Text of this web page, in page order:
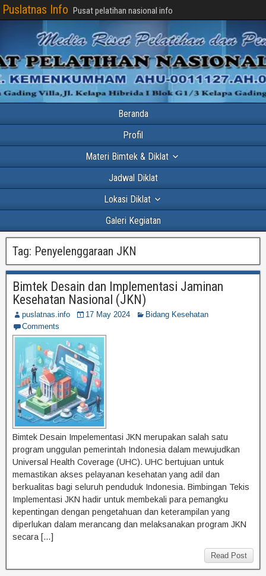
Puslatnas Info Pusat pelatihan nasional info
Beranda
Profil
Materi Bimtek & Diklat
Jadwal Diklat
Lokasi Diklat
Galeri Kegiatan
Tag: Penyelenggaraan JKN
Bimtek Desain dan Implementasi Jaminan
Kesehatan Nasional (JKN)
puslatnas.info 17 May 2024
Bidang Kesehatan
Comments
Bimtek Desain Impelementasi JKN merupakan salah satu
program unggulan pemerintah Indonesia dalam mewujudkan
Universal Health Coverage (UHC). UHC bertujuan untuk
memastikan akses pelayanan kesehatan yang adil dan
berkualitas bagi seluruh penduduk Indonesia. Bimbingan Tekis
Implementasi JKN hadir untuk membekali para pemangku
kepentingan dengan pengetahuan dan keterampilan yang
diperlukan dalam merancang dan melaksanakan program JKN
secara […]
Read Post